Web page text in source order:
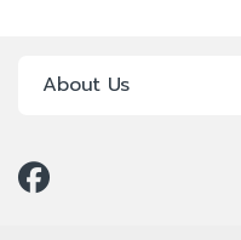
About Us